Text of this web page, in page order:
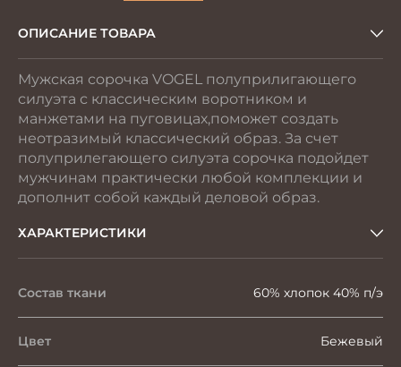
ОПИСАНИЕ ТОВАРА
Мужская сорочка VOGEL полуприлигающего
силуэта с классическим воротником и
манжетами на пуговицах,поможет создать
неотразимый классический образ. За счет
полуприлегающего силуэта сорочка подойдет
мужчинам практически любой комплекции и
дополнит собой каждый деловой образ.
ХАРАКТЕРИСТИКИ
Состав ткани 60% хлопок 40% п/э
Цвет Бежевый